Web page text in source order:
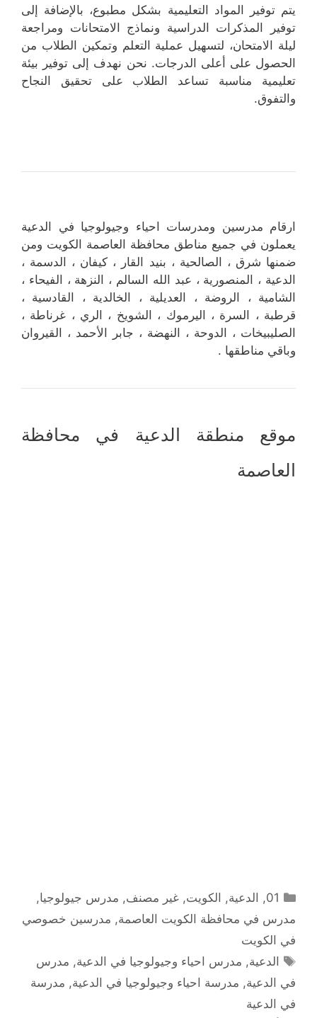
يتم توفير المواد التعليمية بشكل مطبوع، بالإضافة إلى
توفير المذكرات الدراسية ونماذج الامتحانات ومراجعة
ليلة الامتحان، لتسهيل عملية التعلم وتمكين الطلاب من
الحصول على أعلى الدرجات. نحن نهدف إلى توفير بيئة
تعليمية مناسبة تساعد الطلاب على تحقيق النجاح
والتفوق.
ارقام مدرسين ومدرسات احياء وجيولوجيا في الدعية
يعملون في جميع مناطق محافظة العاصمة الكويت ومن
ضمنها شرق ، الصالحية ، بنيد القار ، كيفان ، الدسمة ،
الدعية ، المنصورية ، عبد الله السالم ، النزهة ، الفيحاء ،
الشامية ، الروضة ، العديلية ، الخالدية ، القادسية ،
قرطبة ، السرة ، اليرموك ، الشويخ ، الري ، غرناطة ،
الصليبيخات ، الدوحة ، النهضة ، جابر الأحمد ، القيروان
وباقي مناطقها .
موقع منطقة الدعية في محافظة
العاصمة
التصنيفات
01
, الدعية, الكويت,غير مصنف, مدرس جيولوجيا,
مدرس في محافظة الكويت العاصمة, مدرسين خصوصي
في الكويت
الوسوم
الدعية, مدرس احياء وجيولوجيا في الدعية, مدرس
في الدعية, مدرسة احياء وجيولوجيا في الدعية, مدرسة
في الدعية